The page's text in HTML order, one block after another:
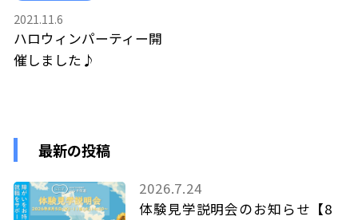
2021.11.6
ハロウィンパーティー開
催しました♪
最新の投稿
2026.7.24
体験見学説明会のお知らせ【8